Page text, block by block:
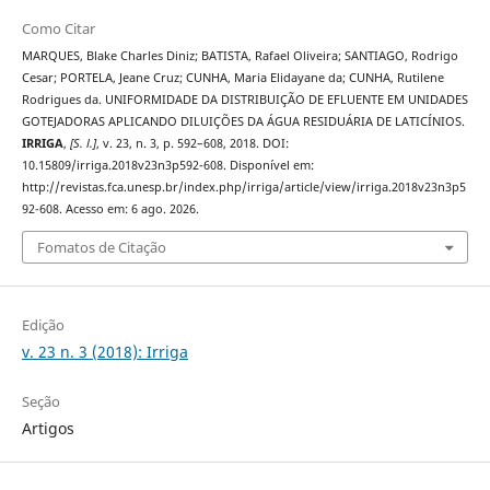
Como Citar
MARQUES, Blake Charles Diniz; BATISTA, Rafael Oliveira; SANTIAGO, Rodrigo
Cesar; PORTELA, Jeane Cruz; CUNHA, Maria Elidayane da; CUNHA, Rutilene
Rodrigues da. UNIFORMIDADE DA DISTRIBUIÇÃO DE EFLUENTE EM UNIDADES
GOTEJADORAS APLICANDO DILUIÇÕES DA ÁGUA RESIDUÁRIA DE LATICÍNIOS.
IRRIGA, [S. l.], v. 23, n. 3, p. 592–608, 2018. DOI:
10.15809/irriga.2018v23n3p592-608. Disponível em:
http://revistas.fca.unesp.br/index.php/irriga/article/view/irriga.2018v23n3p5
92-608. Acesso em: 6 ago. 2026.
Fomatos de Citação
Edição
v. 23 n. 3 (2018): Irriga
Seção
Artigos